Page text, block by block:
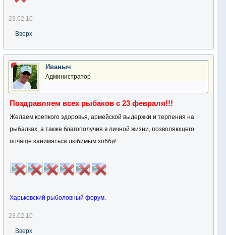
23.02.10
Вверх
Иваныч
Администратор
Поздравляем всех рыбаков с 23 февраля!!!
Желаем крепкого здоровья, армейской выдержки и терпения на
рыбалках, а также благополучия в личной жизни, позволяющего
почаще заниматься любимым хобби!
Харьковский рыболовный форум.
23.02.10
Вверх